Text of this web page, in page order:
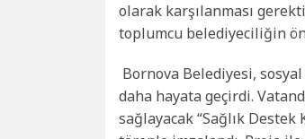
olarak karşılanması
toplumcu belediyeciliğin
Bornova Belediyesi,
daha hayata geçirdi.
sağlayacak “Sağlık